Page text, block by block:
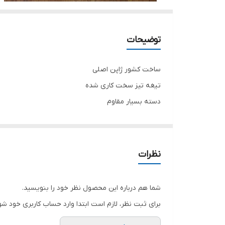
توضیحات
ساخت کشور ژاپن اصلی
تیغه تیز سخت کاری شده
دسته بسیار مقاوم
نظرات
شما هم درباره این محصول نظر خود را بنویسید.
برای ثبت نظر، لازم است ابتدا وارد حساب کاربری خود